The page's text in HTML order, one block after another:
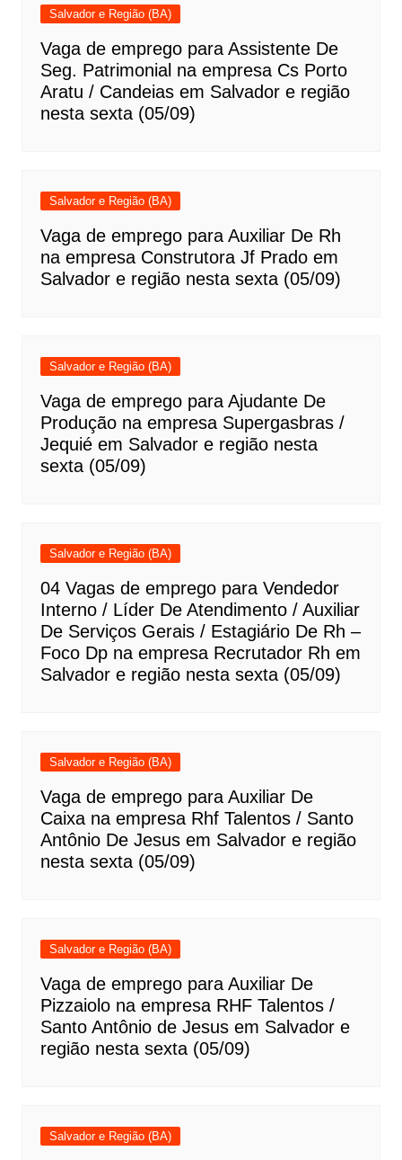
Salvador e Região (BA)
Vaga de emprego para Assistente De
Seg. Patrimonial na empresa Cs Porto
Aratu / Candeias em Salvador e região
nesta sexta (05/09)
Salvador e Região (BA)
Vaga de emprego para Auxiliar De Rh
na empresa Construtora Jf Prado em
Salvador e região nesta sexta (05/09)
Salvador e Região (BA)
Vaga de emprego para Ajudante De
Produção na empresa Supergasbras /
Jequié em Salvador e região nesta
sexta (05/09)
Salvador e Região (BA)
04 Vagas de emprego para Vendedor
Interno / Líder De Atendimento / Auxiliar
De Serviços Gerais / Estagiário De Rh –
Foco Dp na empresa Recrutador Rh em
Salvador e região nesta sexta (05/09)
Salvador e Região (BA)
Vaga de emprego para Auxiliar De
Caixa na empresa Rhf Talentos / Santo
Antônio De Jesus em Salvador e região
nesta sexta (05/09)
Salvador e Região (BA)
Vaga de emprego para Auxiliar De
Pizzaiolo na empresa RHF Talentos /
Santo Antônio de Jesus em Salvador e
região nesta sexta (05/09)
Salvador e Região (BA)